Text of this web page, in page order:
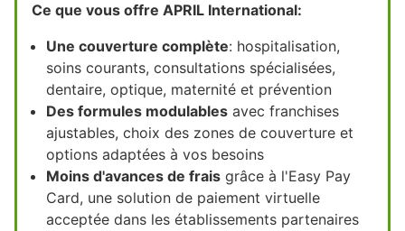
Ce que vous offre APRIL International:
Une couverture complète: hospitalisation,
soins courants, consultations spécialisées,
dentaire, optique, maternité et prévention
Des formules modulables avec franchises
ajustables, choix des zones de couverture et
options adaptées à vos besoins
Moins d'avances de frais grâce à l'Easy Pay
Card, une solution de paiement virtuelle
acceptée dans les établissements partenaires